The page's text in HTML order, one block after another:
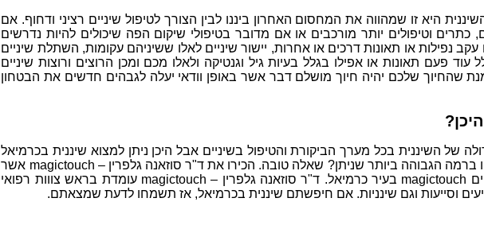
היא זו שמהווה את המחסום האחרון ביננו לבין הצורך לטיפול שיניים רציני ודחוף. אם
כתרים וטיפולים יותר מורכבים או אם מדובר בטיפולי שיקום הפה שיכולים להיות נדרשים
נפילות או תאונות דרכים או אחרות, יישור שיניים לאלו ששיניהם עקומות, השתלת שיניים
עוד פעם תאונות או אפילו בגלל בעיות גיל וגנטיקה ולאלו מכם ומכן הרוצים ורוצות שיניים
שהחיוך שלכם יהיה חיוך מושלם דבר אשר באופן וודאי יעלה לגבהים חדשים את הבטחון
של השיננית בכל מערך הביקורת והטיפול בשיניים אבל היכן ניתן למצוא שיננית בכרמיאל
או שיננית בצפון אשר יהיו ברמה הגבוהה ביותר שניתן? שאלה טובה. הכירו את ד"ר סוזאנה גלפרין – magictouch אשר
בבעלותה מרפאת השיניים magictouch בעיר כרמיאל. ד"ר סוזאנה גלפרין – magictouch עומדת בראש צווות רפואי
וסייעות וגם שינניות. אם חיפשתם שיננית בכרמיאל, אז תשמחו לדעת שמצאתם.